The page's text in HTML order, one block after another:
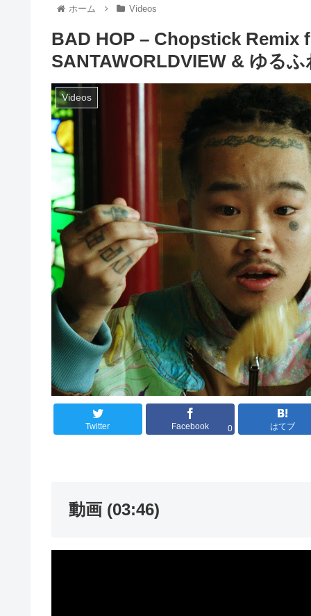
ホーム Videos
BAD HOP – Chopstick Remix
SANTAWORLDVIEW & ゆる
Videos
Twitter Facebook 0 はてブ
動画 (03:46)